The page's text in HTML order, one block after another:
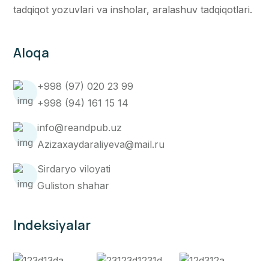
tadqiqot yozuvlari va insholar, aralashuv tadqiqotlari.
Aloqa
+998 (97) 020 23 99
+998 (94) 161 15 14
info@reandpub.uz
Azizaxaydaraliyeva@mail.ru
Sirdaryo viloyati
Guliston shahar
Indeksiyalar